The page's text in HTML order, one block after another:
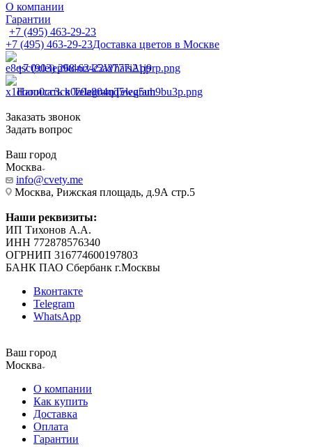
О компании
Гарантии
+7 (495) 463-29-23
+7 (495) 463-29-23Доставка цветов в Москве
+7 (903) 268-62-22WhatsApp
Написать в TelegramTelegram
Заказать звонок
Задать вопрос
Ваш город
Москва
info@cvety.me
Москва, Рижская площадь, д.9А стр.5
Наши реквизиты:
ИП Тихонов А.А.
ИНН 772878576340
ОГРНИП 316774600197803
БАНК ПАО Сбербанк г.Москвы
Вконтакте
Telegram
WhatsApp
Ваш город
Москва
О компании
Как купить
Доставка
Оплата
Гарантии